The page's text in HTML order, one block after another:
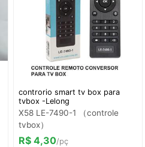
controrio smart tv box para
tvbox -Lelong
X58 LE-7490-1 （controle
tvbox）
R$ 4,30/pç